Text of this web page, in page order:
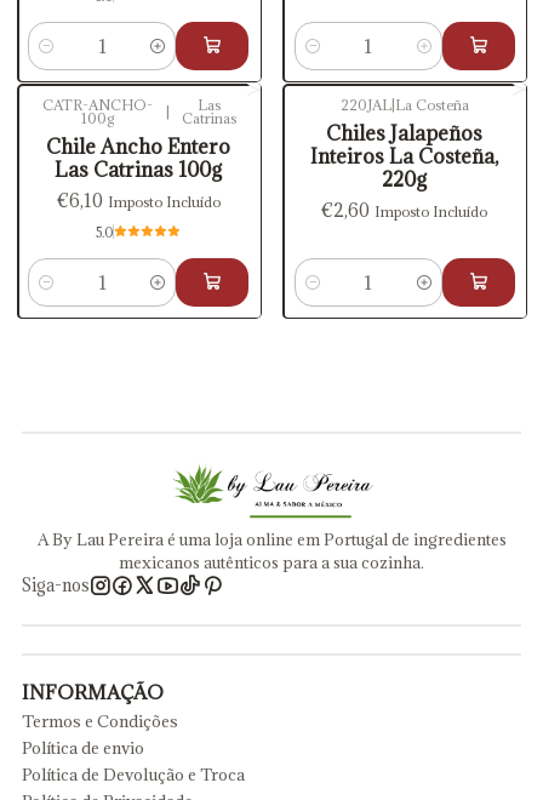
Quantidade Quantidade
CATR-ANCHO-
100g | Las
Catrinas
Chile Ancho Entero
Las Catrinas 100g
€6,10 Imposto Incluído
5.0
Quantidade
220JAL| La Costeña
Chiles Jalapeños
Inteiros La Costeña,
220g
€2,60 Imposto Incluído
Quantidade
A By Lau Pereira é uma loja online em Portugal de ingredientes
mexicanos autênticos para a sua cozinha.
Siga-nos
INFORMAÇÃO
Termos e Condições
Política de envio
Política de Devolução e Troca